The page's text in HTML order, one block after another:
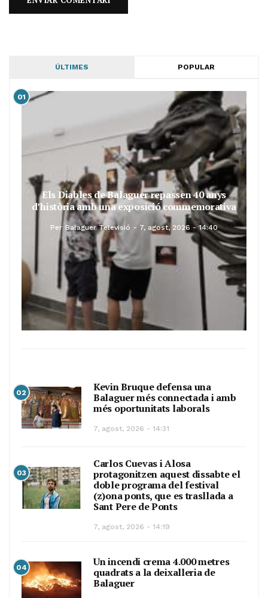
ÚLTIMES POPULAR
01
Els Diables de Balaguer repassen 40 anys
d’història amb una exposició commemorativa
Per Balaguer Televisió 7, agost, 2026 - 14:40
02
Kevin Bruque defensa una
Balaguer més connectada i amb
més oportunitats laborals
7, agost, 2026 - 14:31
03
Carlos Cuevas i Alosa
protagonitzen aquest dissabte el
doble programa del festival
(z)ona ponts, que es trasllada a
Sant Pere de Ponts
7, agost, 2026 - 14:19
04
Un incendi crema 4.000 metres
quadrats a la deixalleria de
Balaguer